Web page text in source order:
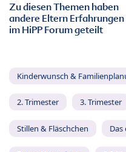
Zu diesen Themen haben
andere Eltern Erfahrungen
im HiPP Forum geteilt
Kinderwunsch &
2. Trimester 3. Trimester
Stillen & Fläschchen Das